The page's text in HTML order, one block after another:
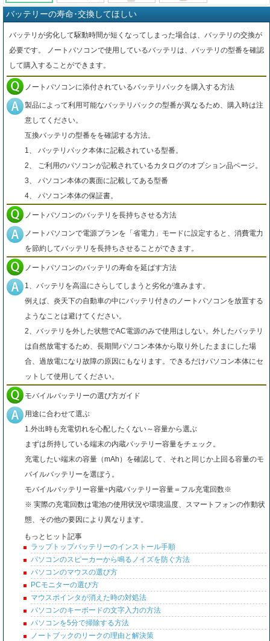
バッテリーの寿命･交換してほしい
バッテリが劣化して駆動時間が短くなってしまった場合は、バッテリの交換が
必要です。 ノートパソコンで使用しているバッテリは、バッテリの型番を確認
して購入することができます。
ノートパソコンに添付されているバッテリパックを購入する方法
製品によって利用可能なバッテリパックの型番が異なるため、購入時は注
意してください。
互換バッテリの型番をを確認する方法。
1、 バッテリパック本体に記載されている型番。
2、 ご利用のパソコンが記載されているカタログのオプション品ページ。
3、 パソコン本体の裏面に記載してある型番
4、 パソコン本体の保証書。
ノートパソコンのバッテリを長持ちさせる方法
ノートパソコンで電源プランを「省電力」モードに設定すると、消費電力
を節約してバッテリを長持ちさせることができます。
ノートパソコンのバッテリの寿命を延ばす方法
1、バッテリを高温にさらしてしまうと劣化が進みます。
例えば、炎天下の自動車の中にバッテリ付きのノートパソコンを放置する
ようなことは避けてください。
2、バッテリを外した状態でAC電源のみで使用はしない。外したバッテリ
は自然放電するため、長期間パソコン本体から取り外したままにした場
合、過放電になり故障の原因にもなります。できるだけパソコン本体にセ
ットして使用してください。
モバイルバッテリーの選び方ガイド
用途に合わせて選ぶ
1.外出時も充電切れを心配したくない～容量から選ぶ
まずは所持している端末の内蔵バッテリー容量をチェック。
充電したい端末の容量（mAh）を確認して、それと同じか上回る容量のモ
バイルバッテリーを選ぼう。
モバイルバッテリー容量÷内蔵バッテリー容量＝フル充電回数※
※ 実際の充電回数は電池の使用状況や環境温度、スマートフォンの作動状
態、その他の要因により異なります。
もっとヒット記事
ラップトップバッテリーのインストール手順
パソコンのスピーカーから鳴るノイズを防ぐ方法
パソコンのマウスの選び方
PCモニターの選び方
マウスポインタが消えた時の対処法
パソコンのキーボードの文字入力の方法
パソコンを5分で掃除する方法
ノートブックのリークの理由と解決策